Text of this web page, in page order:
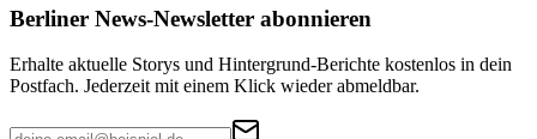
Berliner News-Newsletter abonnieren
Erhalte aktuelle Storys und Hintergrund-Berichte kostenlos in dein
Postfach. Jederzeit mit einem Klick wieder abmeldbar.